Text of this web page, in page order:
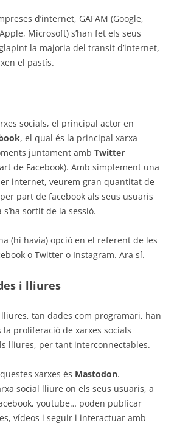
d’internet, GAFAM (Google,
Microsoft) s’han fet els seus
la majoria del transit d’internet,
el pastís.
socials, el principal actor en
, el qual és la principal xarxa
juntament amb Twitter
de Facebook). Amb simplement una
internet, veurem gran quantitat de
part de facebook als seus usuaris
sortit de la sessió.
(hi havia) opció en el referent de les
o Twitter o Instagram. Ara sí.
i lliures
tan dades com programari, han
proliferació de xarxes socials
lliures, per tant interconnectables.
xarxes és Mastodon.
social lliure on els seus usuaris, a
youtube… poden publicar
vídeos i seguir i interactuar amb